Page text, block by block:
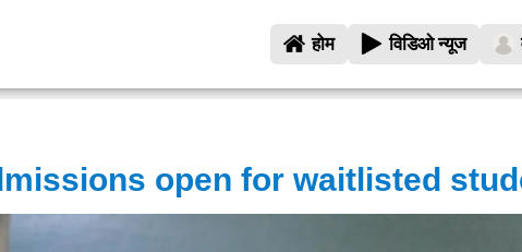
होम विडिओ न्यूज
open for waitlisted